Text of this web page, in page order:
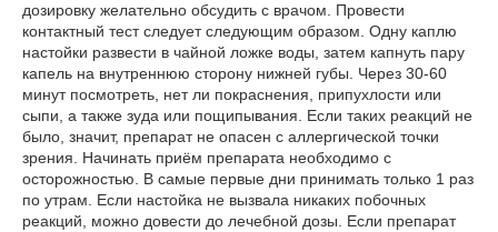
дозировку желательно обсудить с врачом. Провести
контактный тест следует следующим образом. Одну каплю
настойки развести в чайной ложке воды, затем капнуть пару
капель на внутреннюю сторону нижней губы. Через 30-60
минут посмотреть, нет ли покраснения, припухлости или
сыпи, а также зуда или пощипывания. Если таких реакций не
было, значит, препарат не опасен с аллергической точки
зрения. Начинать приём препарата необходимо с
осторожностью. В самые первые дни принимать только 1 раз
по утрам. Если настойка не вызвала никаких побочных
реакций, можно довести до лечебной дозы. Если препарат